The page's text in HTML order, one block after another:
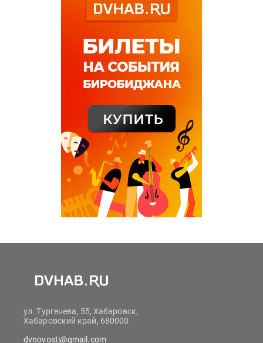
ул. Тургенева, 55, Хабаровск,
Хабаровский край, 680000
dvnovosti@gmail.com